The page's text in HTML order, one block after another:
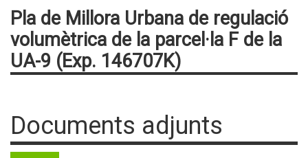
Pla de Millora Urbana de regulació
volumètrica de la parcel·la F de la
UA-9 (Exp. 146707K)
Documents adjunts